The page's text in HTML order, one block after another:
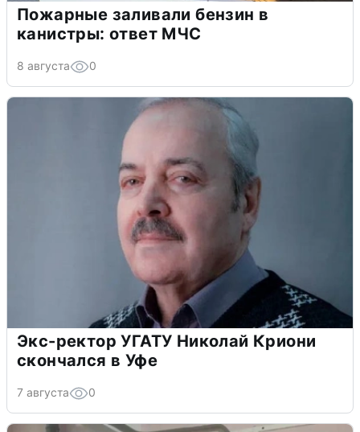
Пожарные заливали бензин в
канистры: ответ МЧС
8 августа 0
Экс-ректор УГАТУ Николай Криони
скончался в Уфе
7 августа 0